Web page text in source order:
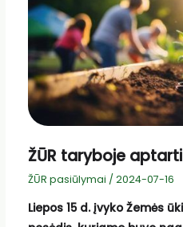
ŽŪR taryboje
ŽŪR pasiūlymai / 2024-07-16
Liepos 15 d. įvyko Žemės